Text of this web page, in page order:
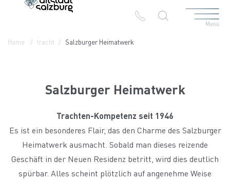
Menü
Home tracht Salzburger Heimatwerk
Salzburger Heimatwerk
Trachten-Kompetenz seit 1946
Es ist ein besonderes Flair, das den Charme des Salzburger
Heimatwerk ausmacht. Sobald man dieses reizende
Geschäft in der Neuen Residenz betritt, wird dies deutlich
spürbar. Alles scheint plötzlich auf angenehme Weise